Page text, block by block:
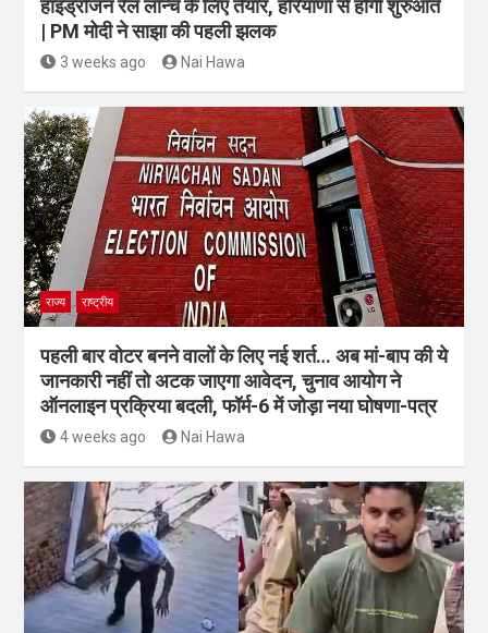
हाइड्रोजन रेल लॉन्च के लिए तैयार, हरियाणा से होगी शुरुआत
| PM मोदी ने साझा की पहली झलक
3 weeks ago Nai Hawa
राज्य राष्ट्रीय
पहली बार वोटर बनने वालों के लिए नई शर्त… अब मां-बाप की ये
जानकारी नहीं तो अटक जाएगा आवेदन, चुनाव आयोग ने
ऑनलाइन प्रक्रिया बदली, फॉर्म-6 में जोड़ा नया घोषणा-पत्र
4 weeks ago Nai Hawa